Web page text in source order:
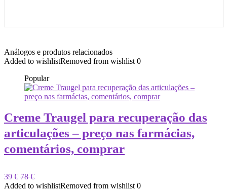
Análogos e produtos relacionados
Added to wishlistRemoved from wishlist 0
Popular
Creme Traugel para recuperação das
articulações – preço nas farmácias,
comentários, comprar
39 € 78 €
Added to wishlistRemoved from wishlist 0